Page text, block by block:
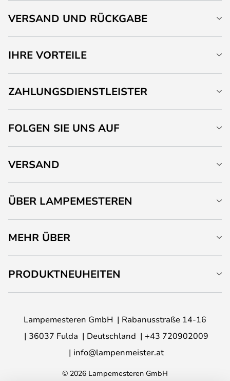
VERSAND UND RÜCKGABE
IHRE VORTEILE
ZAHLUNGSDIENSTLEISTER
FOLGEN SIE UNS AUF
VERSAND
ÜBER LAMPEMESTEREN
MEHR ÜBER
PRODUKTNEUHEITEN
Lampemesteren GmbH
Rabanusstraße 14-16
36037 Fulda
Deutschland
+43 720902009
info@lampenmeister.at
© 2026 Lampemesteren GmbH